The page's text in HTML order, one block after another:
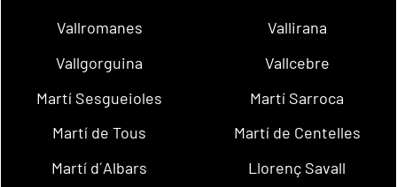
Vallromanes
Vallirana
Vallgorguina
Vallcebre
Martí Sesgueioles
Martí Sarroca
Martí de Tous
Martí de Centelles
Martí d´Albars
Llorenç Savall